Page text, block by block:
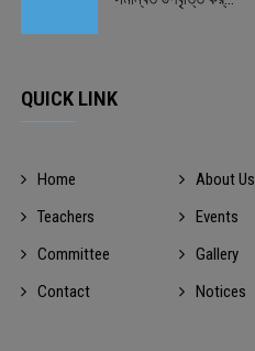
QUICK LINK
Home
About Us
Teachers
Events
Committee
Gallery
Contact
Notices